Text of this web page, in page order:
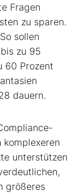
Fragen
zu sparen.
sollen
zu 95
60 Prozent
dauern.
komplexeren
unterstützen
größeres